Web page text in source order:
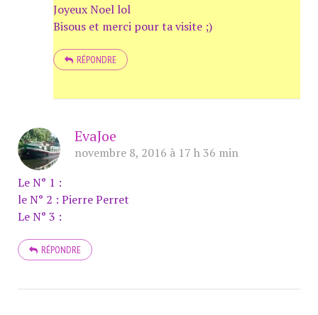
Joyeux Noel lol
Bisous et merci pour ta visite ;)
RÉPONDRE
EvaJoe
novembre 8, 2016 à 17 h 36 min
Le N° 1 :
le N° 2 : Pierre Perret
Le N° 3 :
RÉPONDRE